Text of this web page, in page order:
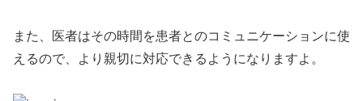
また、医者はその時間を患者とのコミュニケーションに使
えるので、より親切に対応できるようになりますよ。